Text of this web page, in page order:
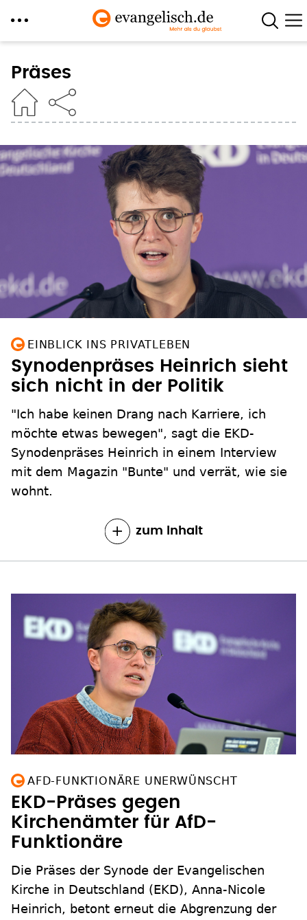
zum
Inhalt
Präses
EINBLICK INS PRIVATLEBEN
Synodenpräses Heinrich sieht
sich nicht in der Politik
"Ich habe keinen Drang nach Karriere, ich
möchte etwas bewegen", sagt die EKD-
Synodenpräses Heinrich in einem Interview
mit dem Magazin "Bunte" und verrät, wie sie
wohnt.
zum Inhalt
AFD-FUNKTIONÄRE UNERWÜNSCHT
EKD-Präses gegen
Kirchenämter für AfD-
Funktionäre
Die Präses der Synode der Evangelischen
Kirche in Deutschland (EKD), Anna-Nicole
Heinrich, betont erneut die Abgrenzung der